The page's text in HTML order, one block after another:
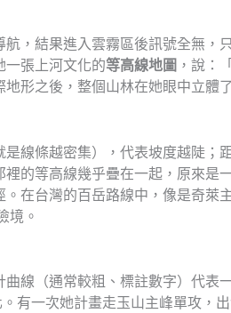
，結果進入雲霧區後訊號全無，
一張上河文化的等高線地圖 ，說：
形之後，整個山林在她眼中立體
線條越密集），代表坡度越陡；
的等高線幾乎疊在一起，原來是
在台灣的百岳路線中，像是奇萊
境。
線（通常較粗、標註數字）代表
有一次她計畫走玉山主峰單攻，